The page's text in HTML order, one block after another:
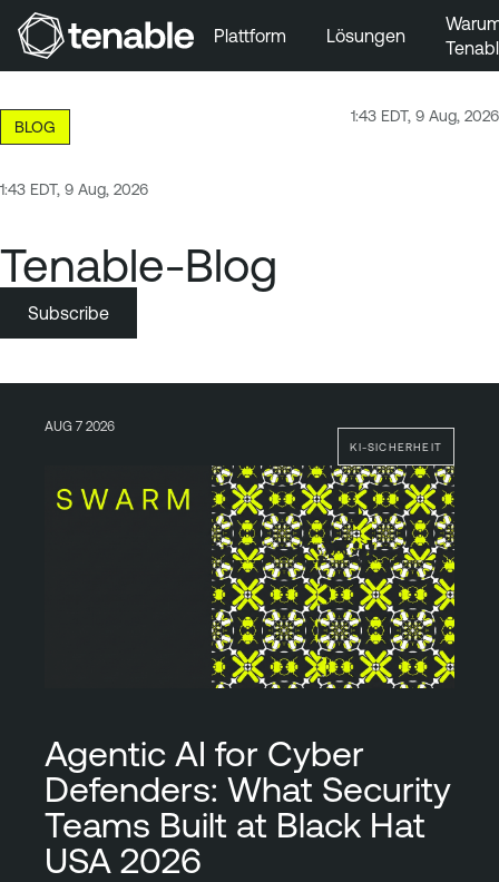
Zum Hauptinhalt wechseln
Zur Fußzeile wechseln
Plattform Lösungen
1:43 EDT, 9 Aug, 2026
BLOG
1:43 EDT, 9 Aug, 2026
Tenable-Blog
Subscribe
KI-SICHERHEIT
AUG 7 2026
Agentic AI for Cyber
Defenders: What Security
Teams Built at Black Hat
USA 2026